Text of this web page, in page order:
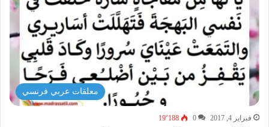
معلقات عربي فرنسي
فبراير 4, 2017 0 19٬188